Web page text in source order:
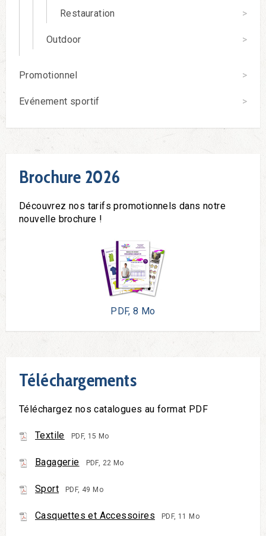
Restauration
Outdoor
Promotionnel
Evénement sportif
Brochure 2026
Découvrez nos tarifs promotionnels dans notre
nouvelle brochure !
PDF, 8 Mo
Téléchargements
Téléchargez nos catalogues au format PDF
Textile PDF, 15 Mo
Bagagerie PDF, 22 Mo
Sport PDF, 49 Mo
Casquettes et Accessoires PDF, 11 Mo